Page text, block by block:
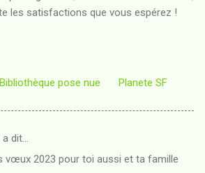
les satisfactions que vous espérez !
pose nue Planete SF
dit…
vœux 2023 pour toi aussi et ta famille